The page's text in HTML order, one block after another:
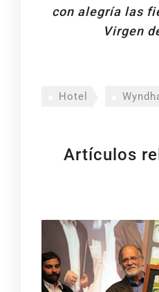
con alegría las
Virgen
Hotel
Artículos